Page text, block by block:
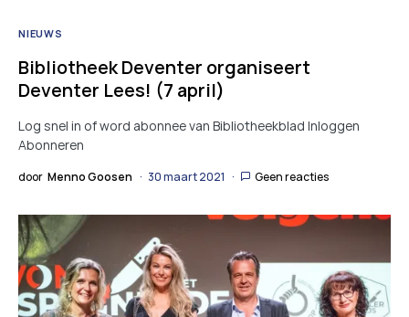
NIEUWS
Bibliotheek Deventer organiseert
Deventer Lees! (7 april)
Log snel in of word abonnee van Bibliotheekblad Inloggen
Abonneren
door Menno Goosen 30 maart 2021 Geen reacties